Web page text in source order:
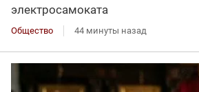
электросамоката
Общество 44 минуты назад